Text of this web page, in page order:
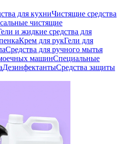
для кухниЧистящие средства
чистящие
и жидкие средства для
Крем для рукГели для
Средства для ручного мытья
машинСпециальные
ДезинфектантыСредства защиты